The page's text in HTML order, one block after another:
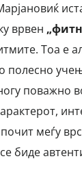
врвен
Тоа е
полесно
поважно
меѓу
биде